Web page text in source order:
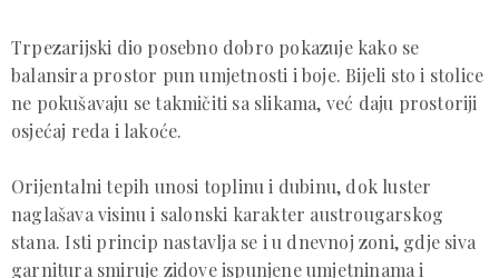
Trpezarijski dio posebno dobro pokazuje kako se
balansira prostor pun umjetnosti i boje. Bijeli sto i stolice
ne pokušavaju se takmičiti sa slikama, već daju prostoriji
osjećaj reda i lakoće.
Orijentalni tepih unosi toplinu i dubinu, dok luster
naglašava visinu i salonski karakter austrougarskog
stana. Isti princip nastavlja se i u dnevnoj zoni, gdje siva
garnitura smiruje zidove ispunjene umjetninama i